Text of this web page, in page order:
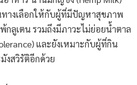
ทางเลือกให้กับผู้ที่มีปัญหาสุขภาพ
ลูเตน รวมถึงมีภาวะไม่ย่อยน้ำตาล
และยังเหมาะกับผู้ที่กิน
งสวิรัติอีกด้วย